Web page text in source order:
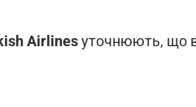
Airlinesуточнюють, що в